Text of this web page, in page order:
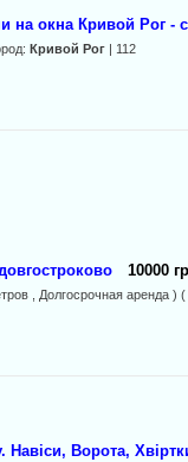
на окна Кривой Рог -
Кривой Рог| 112
10000
, Долгосрочная аренда
Навіси, Ворота,